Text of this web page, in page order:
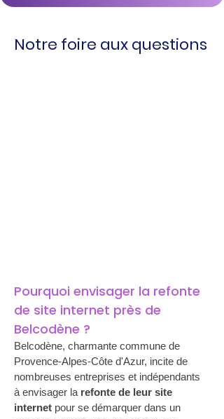
Notre foire aux questions
Pourquoi envisager la refonte
de site internet près de
Belcodène ?
Belcodène, charmante commune de
Provence-Alpes-Côte d'Azur, incite de
nombreuses entreprises et indépendants
à envisager la refonte de leur site
internet pour se démarquer dans un